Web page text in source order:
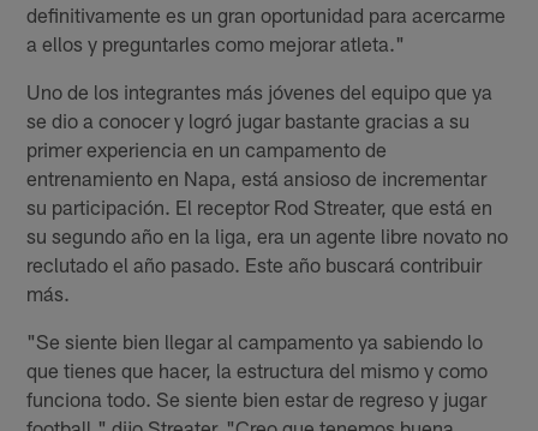
definitivamente es un gran oportunidad para acercarme
a ellos y preguntarles como mejorar atleta."
Uno de los integrantes más jóvenes del equipo que ya
se dio a conocer y logró jugar bastante gracias a su
primer experiencia en un campamento de
entrenamiento en Napa, está ansioso de incrementar
su participación. El receptor Rod Streater, que está en
su segundo año en la liga, era un agente libre novato no
reclutado el año pasado. Este año buscará contribuir
más.
"Se siente bien llegar al campamento ya sabiendo lo
que tienes que hacer, la estructura del mismo y como
funciona todo. Se siente bien estar de regreso y jugar